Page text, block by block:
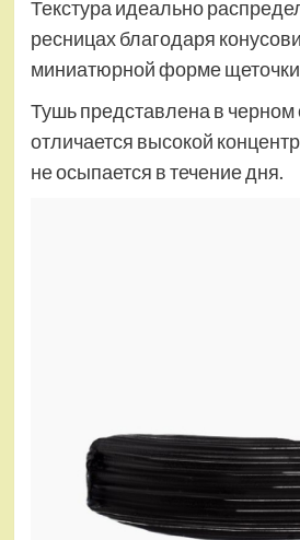
Текстура идеально
ресницах благодаря
миниатюрной форме
Тушь представлена в черном
отличается высокой
не осыпается в течение дня.